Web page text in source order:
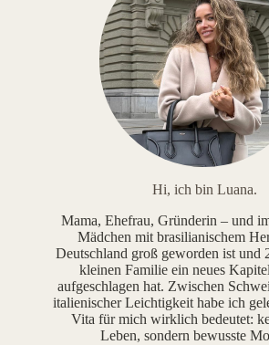
Hi, ich bin Luana.
Mama, Ehefrau, Gründerin – und
Mädchen mit brasilianischem
Deutschland groß geworden ist und
kleinen Familie ein neues
aufgeschlagen hat. Zwischen
italienischer Leichtigkeit habe ich
Vita für mich wirklich bedeutet:
Leben, sondern bewusste